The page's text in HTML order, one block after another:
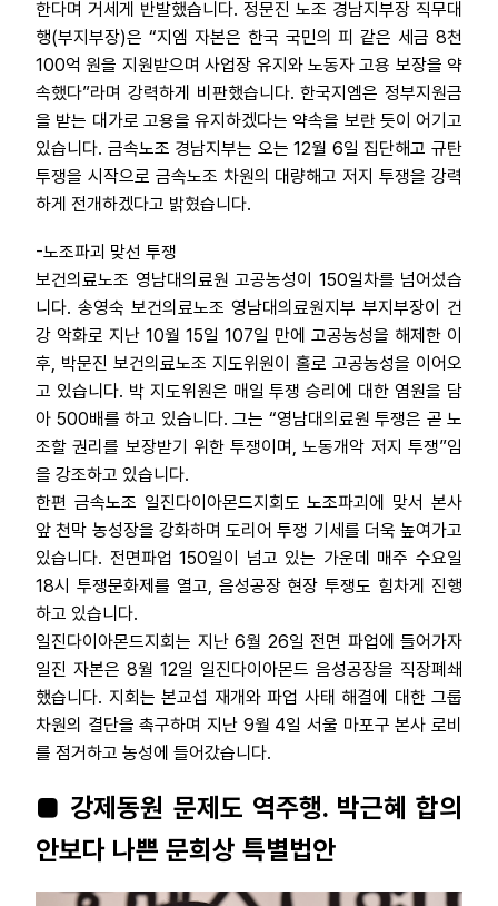
한다며 거세게 반발했습니다. 정문진 노조 경남지부장 직무대
행(부지부장)은 “지엠 자본은 한국 국민의 피 같은 세금 8천
100억 원을 지원받으며 사업장 유지와 노동자 고용 보장을 약
속했다”라며 강력하게 비판했습니다. 한국지엠은 정부지원금
을 받는 대가로 고용을 유지하겠다는 약속을 보란 듯이 어기고
있습니다. 금속노조 경남지부는 오는 12월 6일 집단해고 규탄
투쟁을 시작으로 금속노조 차원의 대량해고 저지 투쟁을 강력
하게 전개하겠다고 밝혔습니다.
-노조파괴 맞선 투쟁
보건의료노조 영남대의료원 고공농성이 150일차를 넘어섰습
니다. 송영숙 보건의료노조 영남대의료원지부 부지부장이 건
강 악화로 지난 10월 15일 107일 만에 고공농성을 해제한 이
후, 박문진 보건의료노조 지도위원이 홀로 고공농성을 이어오
고 있습니다. 박 지도위원은 매일 투쟁 승리에 대한 염원을 담
아 500배를 하고 있습니다. 그는 “영남대의료원 투쟁은 곧 노
조할 권리를 보장받기 위한 투쟁이며, 노동개악 저지 투쟁”임
을 강조하고 있습니다.
한편 금속노조 일진다이아몬드지회도 노조파괴에 맞서 본사
앞 천막 농성장을 강화하며 도리어 투쟁 기세를 더욱 높여가고
있습니다. 전면파업 150일이 넘고 있는 가운데 매주 수요일
18시 투쟁문화제를 열고, 음성공장 현장 투쟁도 힘차게 진행
하고 있습니다.
일진다이아몬드지회는 지난 6월 26일 전면 파업에 들어가자
일진 자본은 8월 12일 일진다이아몬드 음성공장을 직장폐쇄
했습니다. 지회는 본교섭 재개와 파업 사태 해결에 대한 그룹
차원의 결단을 촉구하며 지난 9월 4일 서울 마포구 본사 로비
를 점거하고 농성에 들어갔습니다.
■ 강제동원 문제도 역주행. 박근혜 합의
안보다 나쁜 문희상 특별법안